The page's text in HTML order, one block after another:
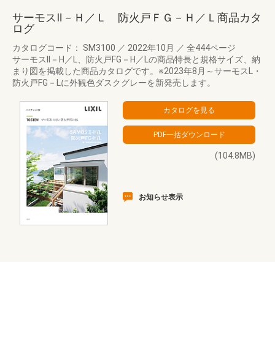
サーモスⅡ－Ｈ／Ｌ 防火戸ＦＧ－Ｈ／Ｌ商品カタ
ログ
カタログコード： SM3100 ／ 2022年10月 ／ 全444ページ
サーモスII－H／L、防火戸FG－H／Lの商品特長と規格サイズ、納
まり図を掲載した商品カタログです。※2023年8月～サーモスL・
防火戸FG－Lに外観色ダスクグレーを新発売します。
(104.8MB)
お知らせ表示